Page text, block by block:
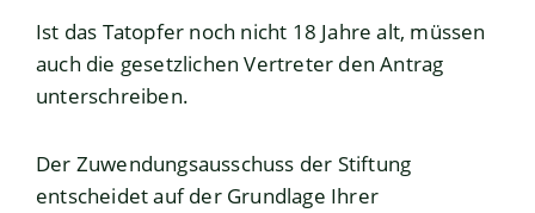
Ist das Tatopfer noch nicht 18 Jahre alt, müssen
auch die gesetzlichen Vertreter den Antrag
unterschreiben.
Der Zuwendungsausschuss der Stiftung
entscheidet auf der Grundlage Ihrer